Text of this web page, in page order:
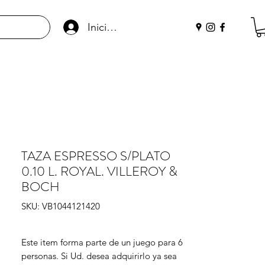
Iniciar sesión
TAZA ESPRESSO S/PLATO
0.10 L. ROYAL. VILLEROY &
BOCH
SKU: VB1044121420
Este item forma parte de un juego para 6
personas. Si Ud. desea adquirirlo ya sea